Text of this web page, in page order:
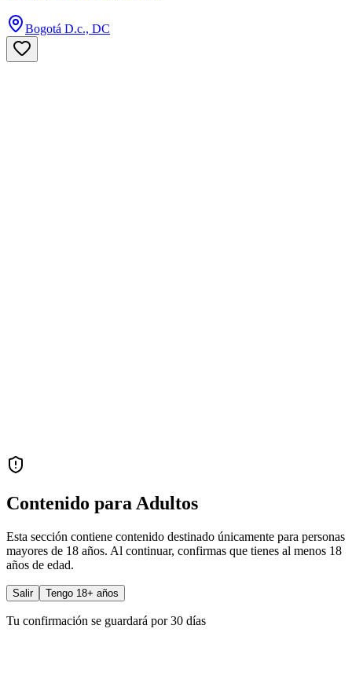
Bogotá D.c., DC
Contenido para Adultos
Esta sección contiene contenido destinado únicamente para personas
mayores de 18 años. Al continuar, confirmas que tienes al menos 18
años de edad.
Salir Tengo 18+ años
Tu confirmación se guardará por 30 días